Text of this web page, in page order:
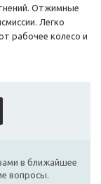
Отжимные
Легко
рабочее колесо и
в ближайшее
вопросы.